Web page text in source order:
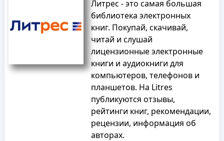
Литрес - это самая большая
библиотека электронных
книг. Покупай, скачивай,
читай и слушай
лицензионные электронные
книги и аудиокниги для
компьютеров, телефонов и
планшетов. На Litres
публикуются отзывы,
рейтинги книг, рекомендации,
рецензии, информация об
авторах.